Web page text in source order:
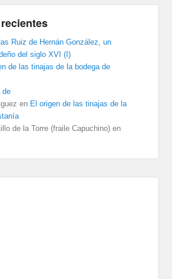
Ruiz de Hernán González, un
del siglo XVI (I)
de las tinajas de la bodega de
de
en El origen de las tinajas de la
de la Torre (fraile Capuchino) en